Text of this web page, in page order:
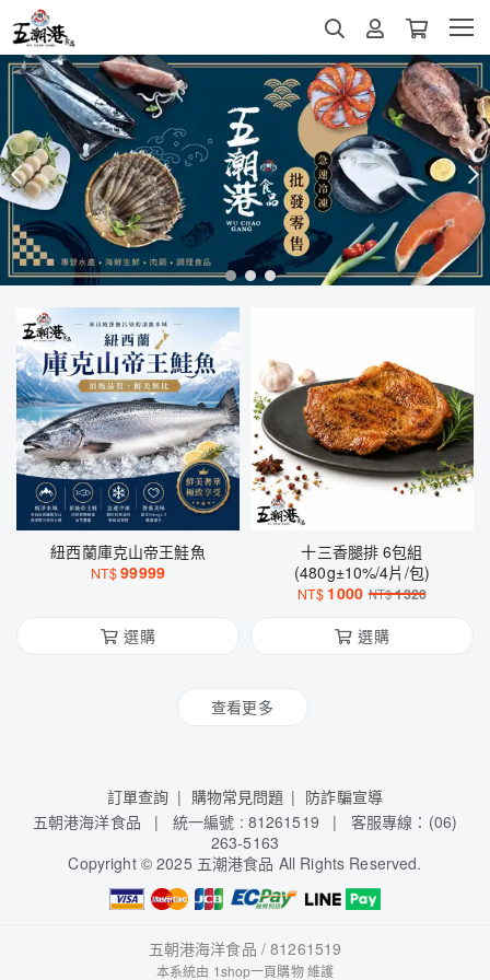
紐西蘭庫克山帝王鮭魚
NT$99999
選購
十三香腿排 6包組
(480g±10%/4片/包)
NT$ 1000 NT$1320
選購
查看更多
訂單查詢 購物常見問題
防詐騙宣導
五朝港海洋食品 | 統一編號 : 81261519 | 客服專線：(06)
263-5163
Copyright © 2025 五潮港食品 All Rights Reserved.
五朝港海洋食品 / 81261519
本系統由 1shop一頁購物維護